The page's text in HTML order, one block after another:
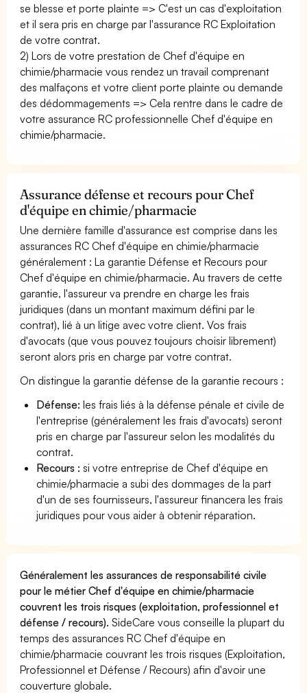
se blesse et porte plainte => C'est un cas d'exploitation
et il sera pris en charge par l'assurance RC Exploitation
de votre contrat.
2) Lors de votre prestation de Chef d'équipe en
chimie/pharmacie vous rendez un travail comprenant
des malfaçons et votre client porte plainte ou demande
des dédommagements => Cela rentre dans le cadre de
votre assurance RC professionnelle Chef d'équipe en
chimie/pharmacie.
Assurance défense et recours pour Chef
d'équipe en chimie/pharmacie
Une dernière famille d'assurance est comprise dans les
assurances RC Chef d'équipe en chimie/pharmacie
généralement : La garantie Défense et Recours pour
Chef d'équipe en chimie/pharmacie. Au travers de cette
garantie, l'assureur va prendre en charge les frais
juridiques (dans un montant maximum défini par le
contrat), lié à un litige avec votre client. Vos frais
d'avocats (que vous pouvez toujours choisir librement)
seront alors pris en charge par votre contrat.
On distingue la garantie défense de la garantie recours :
Défense: les frais liés à la défense pénale et civile de
l'entreprise (généralement les frais d'avocats) seront
pris en charge par l'assureur selon les modalités du
contrat.
Recours : si votre entreprise de Chef d'équipe en
chimie/pharmacie a subi des dommages de la part
d'un de ses fournisseurs, l'assureur financera les frais
juridiques pour vous aider à obtenir réparation.
Généralement les assurances de responsabilité civile
pour le métier Chef d'équipe en chimie/pharmacie
couvrent les trois risques (exploitation, professionnel et
défense / recours). SideCare vous conseille la plupart du
temps des assurances RC Chef d'équipe en
chimie/pharmacie couvrant les trois risques (Exploitation,
Professionnel et Défense / Recours) afin d'avoir une
couverture globale.